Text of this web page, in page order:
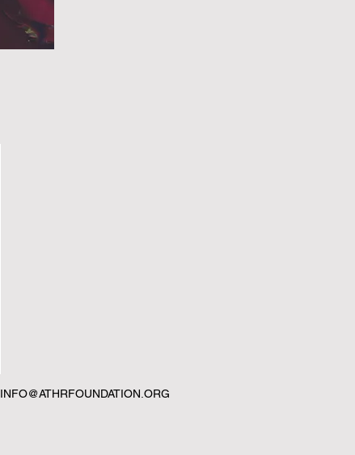
INFO@ATHRFOUNDATION.ORG